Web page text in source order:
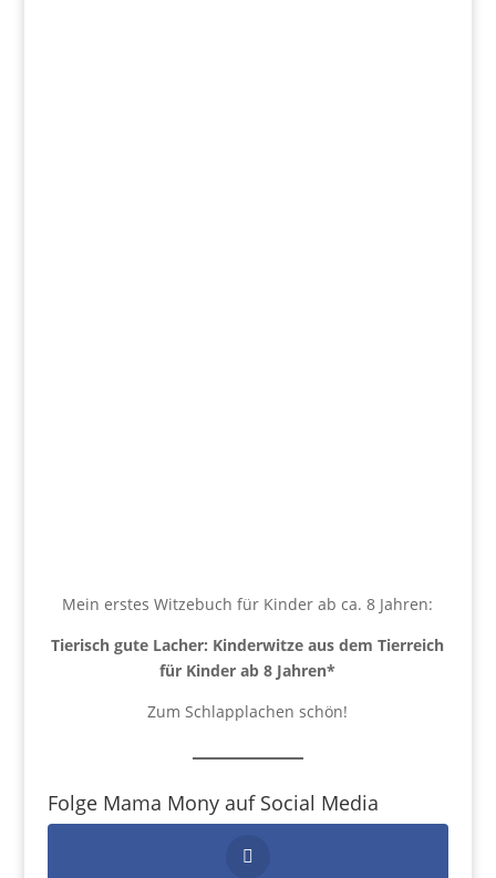
Mein erstes Witzebuch für Kinder ab ca. 8 Jahren:
Tierisch gute Lacher: Kinderwitze aus dem Tierreich
für Kinder ab 8 Jahren*
Zum Schlapplachen schön!
Folge Mama Mony auf Social Media